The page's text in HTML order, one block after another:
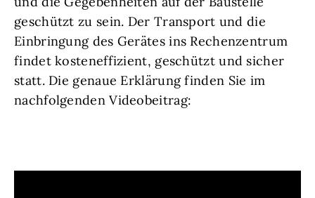
geschützt zu sein. Der Transport und die
Einbringung des Gerätes ins Rechenzentrum
findet kosteneffizient, geschützt und sicher
statt. Die genaue Erklärung finden Sie im
nachfolgenden Videobeitrag: